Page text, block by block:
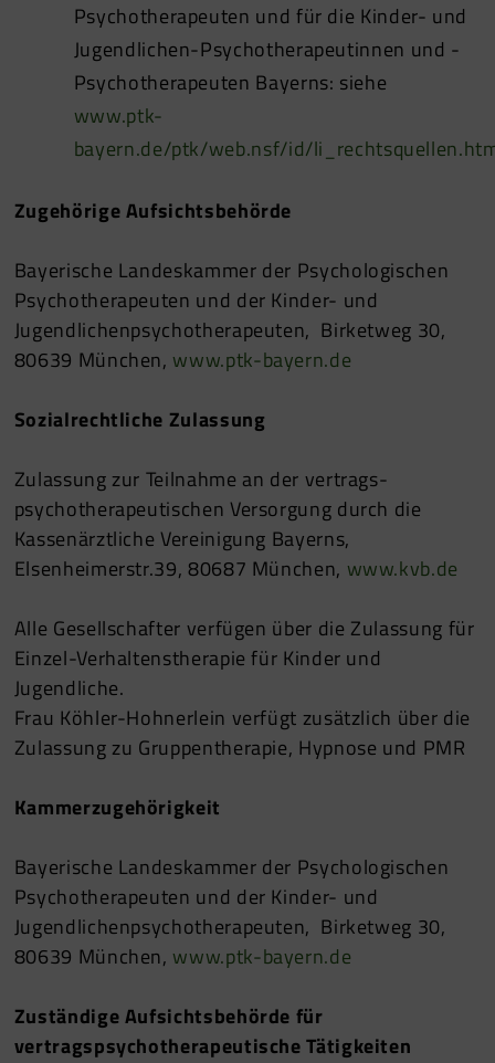
Psychotherapeuten und für die Kinder- und
Jugendlichen-Psychotherapeutinnen und -
Psychotherapeuten Bayerns: siehe
www.ptk-
bayern.de/ptk/web.nsf/id/
Zugehörige Aufsichtsbehörde
Bayerische Landeskammer der Psychologischen
Psychotherapeuten und der Kinder- und
Jugendlichenpsychotherapeuten, Birketweg 30,
80639 München, www.ptk-bayern.de
Sozialrechtliche Zulassung
Zulassung zur Teilnahme an der vertrags-
psychotherapeutischen Versorgung durch die
Kassenärztliche Vereinigung Bayerns,
Elsenheimerstr.39, 80687 München, www.kvb.de
Alle Gesellschafter verfügen über die Zulassung für
Einzel-Verhaltenstherapie für Kinder und
Jugendliche.
Frau Köhler-Hohnerlein verfügt zusätzlich über die
Zulassung zu Gruppentherapie, Hypnose und PMR
Kammerzugehörigkeit
Bayerische Landeskammer der Psychologischen
Psychotherapeuten und der Kinder- und
Jugendlichenpsychotherapeuten, Birketweg 30,
80639 München, www.ptk-bayern.de
Zuständige Aufsichtsbehörde für
vertragspsychotherapeutische Tätigkeiten